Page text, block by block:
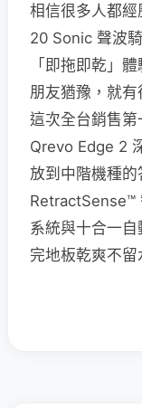
相信很多人都
20 Sonic 聲波
「即拖即乾」
朋友猶豫，就有
這次全台銷售
Qrevo Edge 2
放到中階機種的
RetractSense™
系統與十合一
完地板乾爽不留